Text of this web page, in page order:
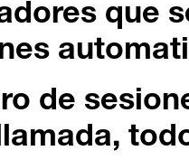
que
de